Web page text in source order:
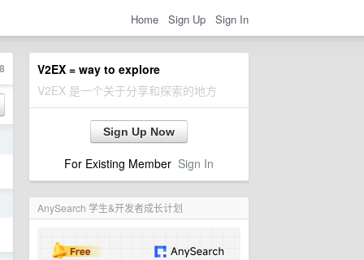
Home Sign Up Sign In
V2EX = way to explore
V2EX 是一个关于分享和探索的地方
Sign Up Now
For Existing Member Sign In
AnySearch 学生&开发者成长计划